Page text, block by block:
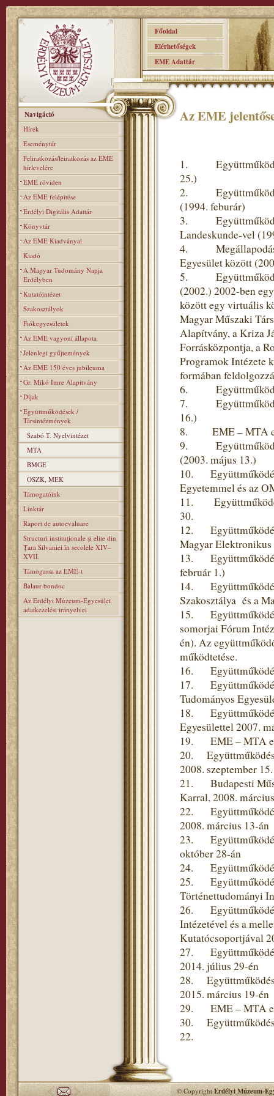
Főoldal
Elérhetőségek
EME Adattár
Navigáció
Hírek
Eseménytár
Feliratkozás/leiratkozás az EME
hírlevelére
EME röviden
Az EME felépitése
Erdélyi Digitális Adattár
Könyvtár
Az EME Kiadványai
Kiadó
A Magyar Tudomány Napja
Erdélyben
Kutatóintézet
Szakosztályok
Fiókegyesületek
Az EME vagyoni állapota
Jelenlegi gyűjtemények
Az EME 150 éves jubileuma
Gr. Mikó Imre Alapitvány
Díjak
Együttműködések /
Társintézmények
Szabó T. Nyelvintézet
MTA
BMGE
OSZK, MEK
Támogatóink
Linktár
Raport de autoevaluare
Structuri instituţionale şi elite din
Ţara Silvaniei în secolele XIV–
XVII.
Támogassa az EMÉ-t
Balaur bondoc
Az Erdélyi Múzeum-Egyesület
adatkezelési irányelvei
Az EME
1. Együttműködési
25.)
2. Együttműködési
(1994. feburár)
3. Együttműködési
Landeskunde-vel
4. Megállapodás a
Egyesület között
5. Együttműködés
(2002.) 2002-ben
között egy virtuális
Magyar Műszaki
Alapítvány, a Kriza
Forrásközpontja, a
Programok Intézete
formában
6. Együttműködési
7. Együttműködési
16.)
8. EME – MTA
9. Együttműködési
(2003. május 13.)
10.
Egyetemmel és az
11.
30.
12.
Magyar
13.
február 1.)
14.
Szakosztálya és a
15.
somorjai Fórum
én). Az
működtetése.
16.
17.
Tudományos
18.
Egyesülettel 2007.
19. EME – MTA
20. Együttműködési
2008. szeptember 15.
21. Budapesti
Karral, 2008.
22.
2008. március 13-án
23.
október 28-án
24.
25.
Történettudományi
26.
Intézetével és a
Kutatócsoportjával
27.
2014. július 29-én
28. Együttműködési
2015. március 19-én
29. EME – MTA
30. Együttműködési
22.
© CopyrightErdélyi Múzeum-